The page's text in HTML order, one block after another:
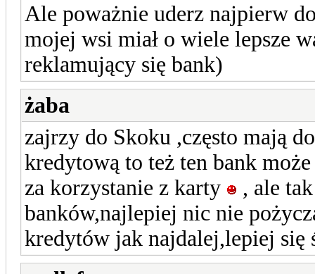
Ale poważnie uderz najpierw
mojej wsi miał o wiele lepsze
reklamujący się bank)
żaba
zajrzy do Skoku ,często mają
kredytową to też ten bank
za korzystanie z karty
, ale
banków,najlepiej nic nie
kredytów jak najdalej,lepiej się